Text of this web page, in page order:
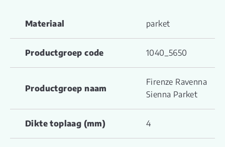
Materiaal parket
Productgroep code 1040_5650
Productgroep naam
Firenze Ravenna
Sienna Parket
Dikte toplaag (mm) 4